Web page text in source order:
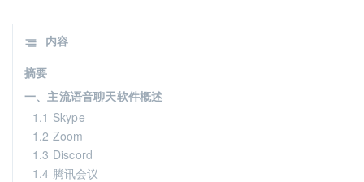
内容
摘要
一、主流语音聊天软件概述
1.1 Skype
1.2 Zoom
1.3 Discord
1.4 腾讯会议